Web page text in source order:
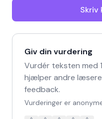
Skriv
Giv din vurdering
Vurdér teksten med
hjælper andre
feedback.
Vurderinger er